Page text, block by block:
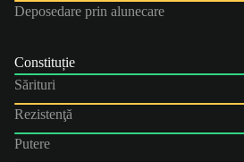
Deposedare prin alunecare
Constituție
Sărituri
Rezistenţă
Putere